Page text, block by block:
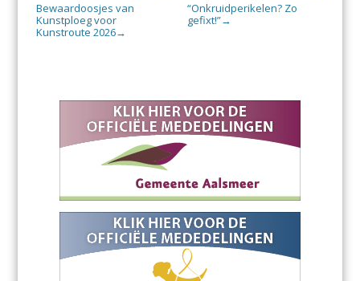
Bewaardoosjes van
Kunstploeg voor
Kunstroute 2026→
“Onkruidperikelen? Zo
gefixt!”→